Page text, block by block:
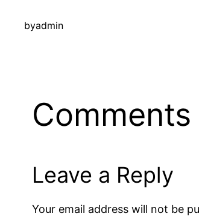
byadmin
Comments
Leave a Reply
Your email address will not be